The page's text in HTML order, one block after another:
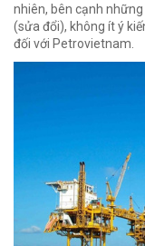
nhiên, bên cạnh
(sửa đổi), không ít ý
đối với Petrovietnam.